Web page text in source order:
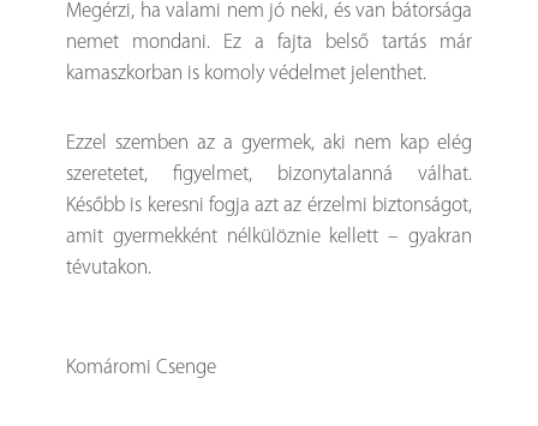
Megérzi, ha valami nem jó neki, és van bátorsága
nemet mondani. Ez a fajta belső tartás már
kamaszkorban is komoly védelmet jelenthet.
Ezzel szemben az a gyermek, aki nem kap elég
szeretetet, figyelmet, bizonytalanná válhat.
Később is keresni fogja azt az érzelmi biztonságot,
amit gyermekként nélkülöznie kellett – gyakran
tévutakon.
Komáromi Csenge